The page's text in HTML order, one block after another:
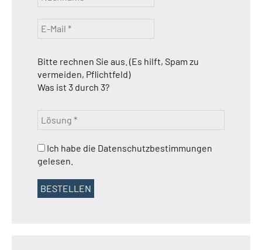
Bitte rechnen Sie aus. (Es hilft, Spam zu
vermeiden, Pflichtfeld)
Was ist 3 durch 3?
Ich habe die Datenschutzbestimmungen
gelesen.